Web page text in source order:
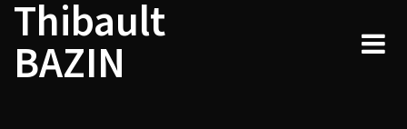
Skip
content
Thibault
BAZIN
Navigation
de